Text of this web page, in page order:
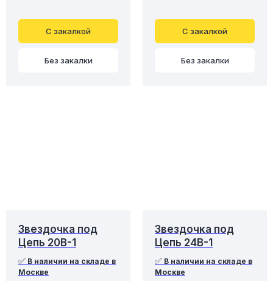
С закалкой
Без закалки
С закалкой
Без закалки
Звездочка под
Цепь 20B-1
✅ В наличии на складе в
Москве
Звездочка под
Цепь 24B-1
✅ В наличии на складе в
Москве